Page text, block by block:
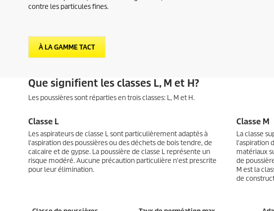
contre les particules fines.
À LA GAMME TACT
Que signifient les classes L, M et H?
Les poussières sont réparties en trois classes: L, M et H.
Classe L
Les aspirateurs de classe L sont particulièrement adaptés à
l'aspiration des poussières ou des déchets de bois tendre, de
calcaire et de gypse. La poussière de classe L représente un
risque modéré. Aucune précaution particulière n'est prescrite
pour leur élimination.
Classe M
La classe
l'aspiration
matériaux
de
M est la
de